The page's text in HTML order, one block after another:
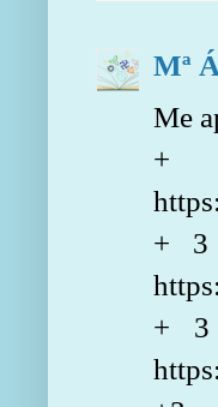
Mª
Me
+
+ 3
+ 3